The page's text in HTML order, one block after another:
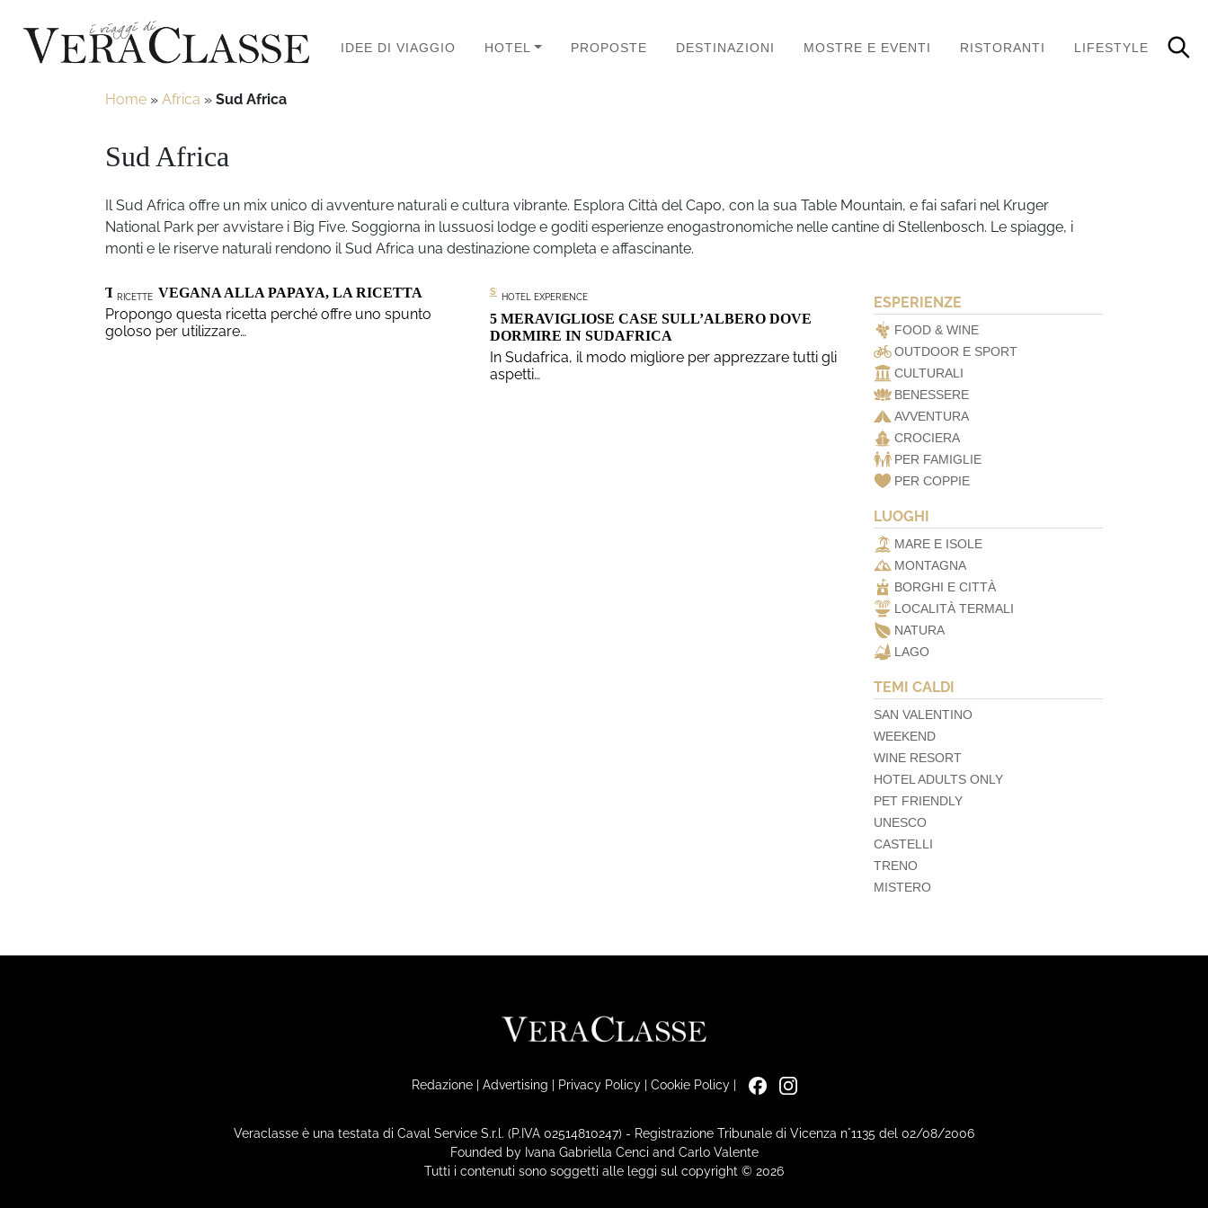
IDEE DI VIAGGIO HOTEL PROPOSTE DESTINAZIONI MOSTRE E EVENTI RISTORANTI LIFESTYLE
Home » Africa » Sud Africa
Sud Africa
Il Sud Africa offre un mix unico di avventure naturali e cultura vibrante. Esplora Città del Capo, con la sua Table Mountain, e fai safari nel Kruger
National Park per avvistare i Big Five. Soggiorna in lussuosi lodge e goditi esperienze enogastronomiche nelle cantine di Stellenbosch. Le spiagge, i
monti e le riserve naturali rendono il Sud Africa una destinazione completa e affascinante.
RICETTE
TORTA VEGANA ALLA PAPAYA, LA RICETTA
Propongo questa ricetta perché offre uno spunto
goloso per utilizzare…
HOTEL EXPERIENCE
SUD AFRICA
5 MERAVIGLIOSE CASE SULL’ALBERO DOVE
DORMIRE IN SUDAFRICA
In Sudafrica, il modo migliore per apprezzare tutti gli
aspetti…
ESPERIENZE
FOOD & WINE
OUTDOOR E SPORT
CULTURALI
BENESSERE
AVVENTURA
CROCIERA
PER FAMIGLIE
PER COPPIE
LUOGHI
MARE E ISOLE
MONTAGNA
BORGHI E CITTÀ
LOCALITÀ TERMALI
NATURA
LAGO
TEMI CALDI
SAN VALENTINO
WEEKEND
WINE RESORT
HOTEL ADULTS ONLY
PET FRIENDLY
UNESCO
CASTELLI
TRENO
MISTERO
Redazione| Advertising | Privacy Policy| Cookie Policy|
Veraclasse è una testata di Caval Service S.r.l. (P.IVA 02514810247) - Registrazione Tribunale di Vicenza n°1135 del 02/08/2006
Founded by Ivana Gabriella Cenci and Carlo Valente
Tutti i contenuti sono soggetti alle leggi sul copyright © 2026